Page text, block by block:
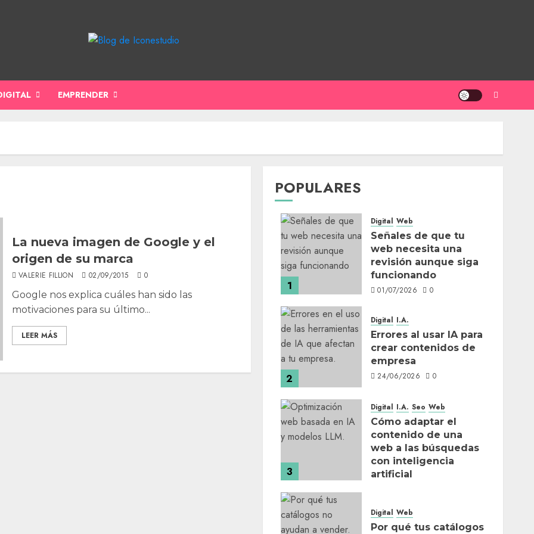
EMPRENDER
La nueva imagen de Google y el
origen de su marca
VALERIE FILLION 02/09/2015 0
Google nos explica cuáles han sido las
motivaciones para su último...
LEER MÁS
POPULARES
1
Digital Web
Señales de que tu
web necesita una
revisión aunque siga
funcionando
01/07/2026 0
2
Digital I.A.
Errores al usar IA para
crear contenidos de
empresa
24/06/2026 0
3
Digital I.A. Seo Web
Cómo adaptar el
contenido de una
web a las búsquedas
con inteligencia
artificial
Digital Web
Por qué tus catálogos